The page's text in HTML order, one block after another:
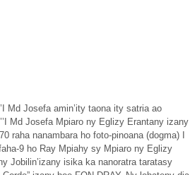
Md Josefa amin’ity taona ity satria ao
Md Josefa Mpiaro ny Eglizy Erantany izany
raha nanambara ho foto-pinoana (dogma) I
9 ho Ray Mpiahy sy Mpiaro ny Eglizy
Jobilin’izany isika ka nanoratra taratasy